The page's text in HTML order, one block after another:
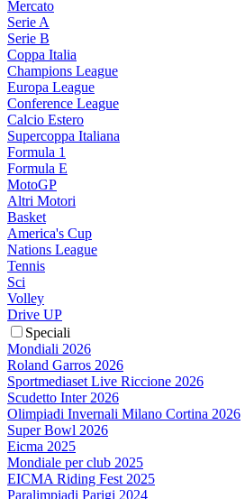
Mercato
Serie A
Serie B
Coppa Italia
Champions League
Europa League
Conference League
Calcio Estero
Supercoppa Italiana
Formula 1
Formula E
MotoGP
Altri Motori
Basket
America's Cup
Nations League
Tennis
Sci
Volley
Drive UP
Speciali
Mondiali 2026
Roland Garros 2026
Sportmediaset Live Riccione 2026
Scudetto Inter 2026
Olimpiadi Invernali Milano Cortina 2026
Super Bowl 2026
Eicma 2025
Mondiale per club 2025
EICMA Riding Fest 2025
Paralimpiadi Parigi 2024